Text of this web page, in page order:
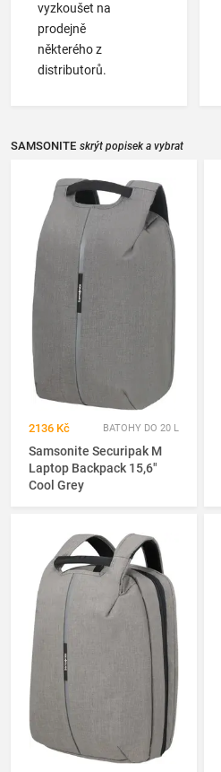
vyzkoušet na
prodejně
některého z
distributorů.
SAMSONITE skrýt popisek a vybrat
2136 Kč BATOHY DO 20 L
Samsonite Securipak M
Laptop Backpack 15,6"
Cool Grey